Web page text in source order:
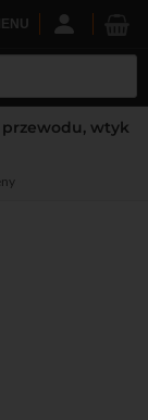
przewodu, wtyk